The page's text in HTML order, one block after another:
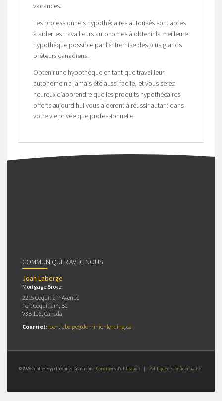
vacances.
Les professionnels hypothécaires autorisés sont aptes
à aider les travailleurs autonomes à obtenir la meilleure
hypothèque possible par l’entremise des plus grands
prêteurs canadiens.
Obtenir une hypothèque en tant que travailleur
autonome n’a jamais été aussi facile, et vous serez
heureux d’apprendre que les produits hypothécaires
offerts aujourd’hui vous aideront à réussir autant dans
votre vie privée que professionnelle.
COMMUNIQUER AVEC NOUS
Joan Laberge
Mortgage Broker
2215 Coquitlam Avenue
Port Coquitlam, BC
V3B 1J6, Canada
Courriel: joan.laberge@dominionlending.ca
© 2026 Centres Hypothécaires Dominion Conditions d’utilisation | Politique de confidentialité